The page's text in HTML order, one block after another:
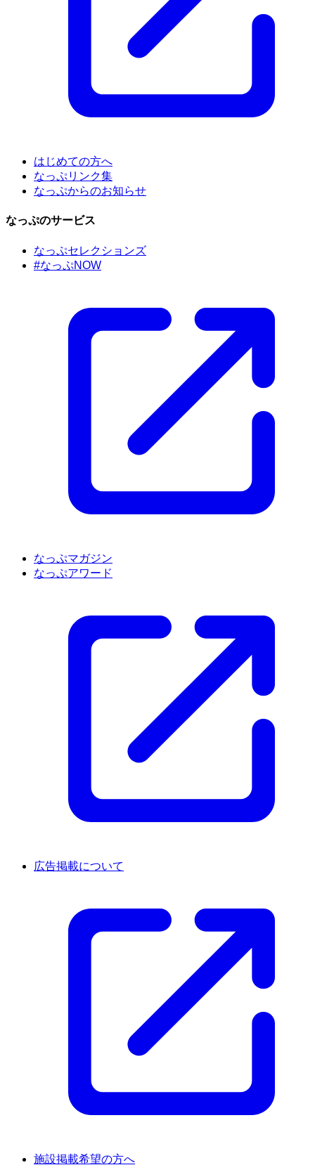
はじめての方へ
なっぷリンク集
なっぷからのお知らせ
なっぷのサービス
なっぷセレクションズ
#なっぷNOW
なっぷマガジン
なっぷアワード
広告掲載について
施設掲載希望の方へ